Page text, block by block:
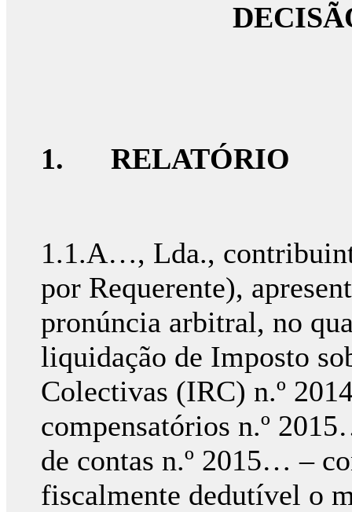
1. RELATÓRIO
1.1.A…, Lda.,
por Requerente),
pronúncia arbitral, no
liquidação de Imposto
Colectivas (IRC) n.º
compensatórios n.º
de contas n.º 2015… –
fiscalmente dedutível o